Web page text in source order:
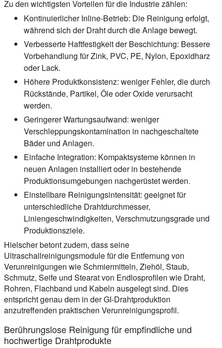
Zu den wichtigsten Vorteilen für die Industrie zählen:
Kontinuierlicher Inline-Betrieb: Die Reinigung erfolgt,
während sich der Draht durch die Anlage bewegt.
Verbesserte Haftfestigkeit der Beschichtung: Bessere
Vorbehandlung für Zink, PVC, PE, Nylon, Epoxidharz
oder Lack.
Höhere Produktkonsistenz: weniger Fehler, die durch
Rückstände, Partikel, Öle oder Oxide verursacht
werden.
Geringerer Wartungsaufwand: weniger
Verschleppungskontamination in nachgeschaltete
Bäder und Anlagen.
Einfache Integration: Kompaktsysteme können in
neuen Anlagen installiert oder in bestehende
Produktionsumgebungen nachgerüstet werden.
Einstellbare Reinigungsintensität: geeignet für
unterschiedliche Drahtdurchmesser,
Liniengeschwindigkeiten, Verschmutzungsgrade und
Produktionsziele.
Hielscher betont zudem, dass seine
Ultraschallreinigungsmodule für die Entfernung von
Verunreinigungen wie Schmiermitteln, Ziehöl, Staub,
Schmutz, Seife und Stearat von Endlosprofilen wie Draht,
Rohren, Flachband und Kabeln ausgelegt sind. Dies
entspricht genau dem in der GI-Drahtproduktion
anzutreffenden praktischen Verunreinigungsprofil.
Berührungslose Reinigung für empfindliche und
hochwertige Drahtprodukte